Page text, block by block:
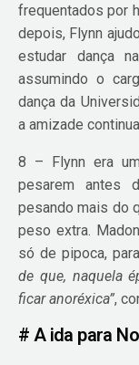
frequentados por
depois, Flynn
estudar dança
assumindo o
dança da
a amizade
8 – Flynn era
pesarem antes
pesando mais do
peso extra.
só de pipoca,
de que, naquela
ficar anoréxica”,
# A ida para